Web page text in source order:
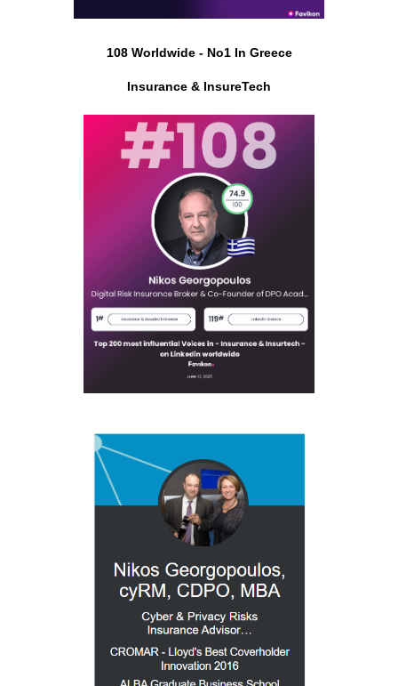
108 Worldwide - No1 In Greece
Insurance & InsureTech